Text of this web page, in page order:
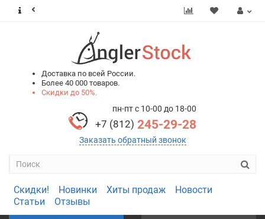
Доставка по всей России.
Более 40 000 товаров.
Скидки до 50%.
пн-пт с 10-00 до 18-00
+7 (812) 245-29-28
Заказать обратный звонок
Скидки! Новинки Хиты продаж
Новости
Статьи
Отзывы